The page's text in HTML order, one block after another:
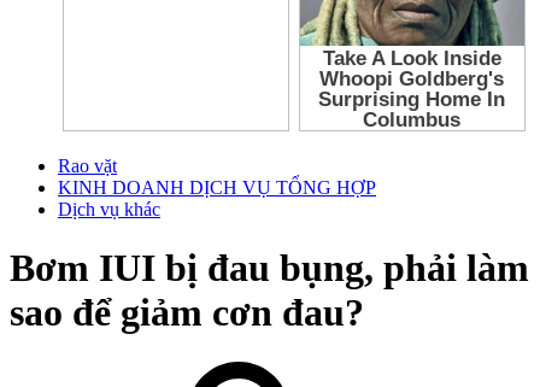
Rao vặt
KINH DOANH DỊCH VỤ TỔNG HỢP
Dịch vụ khác
Bơm IUI bị đau bụng, phải làm
sao để giảm cơn đau?